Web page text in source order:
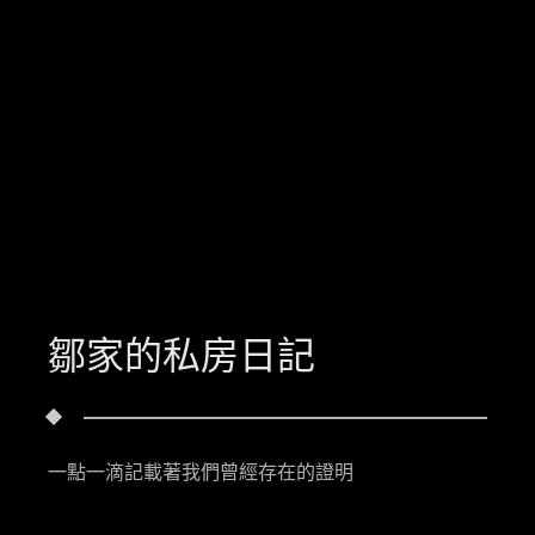
鄒家的私房日記
一點一滴記載著我們曾經存在的證明